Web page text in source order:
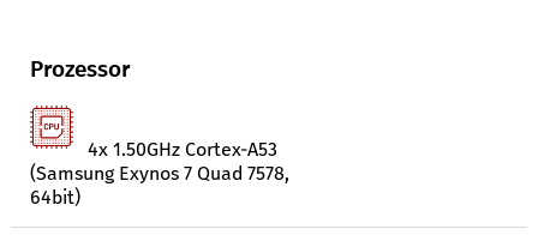
Prozessor
4x 1.50GHz Cortex-A53
(Samsung Exynos 7 Quad 7578,
64bit)